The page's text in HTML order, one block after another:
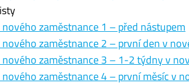
zaměstnance 1 – před nástupem
nového zaměstnance 2 – první den v
nového zaměstnance 3 – 1-2 týdny v
zaměstnance 4 – první měsíc v